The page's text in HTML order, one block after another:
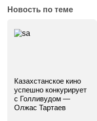
Новость по теме
Казахстанское кино
успешно конкурирует
с Голливудом —
Олжас Тартаев